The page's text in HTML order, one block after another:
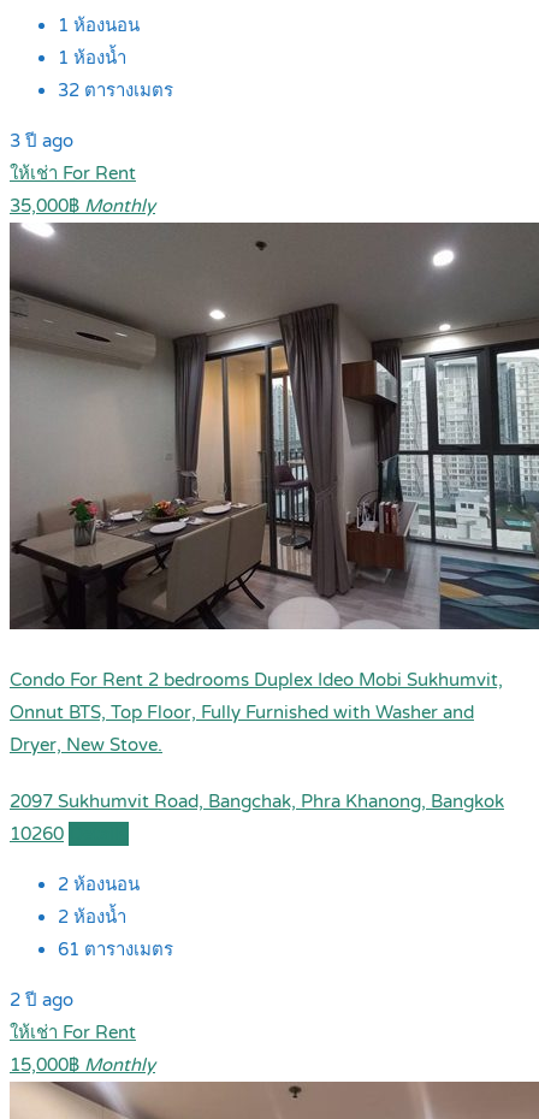
1 ห้องนอน
1 ห้องน้ำ
32 ตารางเมตร
3 ปี ago
ให้เช่า For Rent
35,000฿ Monthly
Condo For Rent 2 bedrooms Duplex Ideo Mobi Sukhumvit,
Onnut BTS, Top Floor, Fully Furnished with Washer and
Dryer, New Stove.
2097 Sukhumvit Road, Bangchak, Phra Khanong, Bangkok
10260
2 ห้องนอน
2 ห้องน้ำ
61 ตารางเมตร
2 ปี ago
ให้เช่า For Rent
15,000฿ Monthly